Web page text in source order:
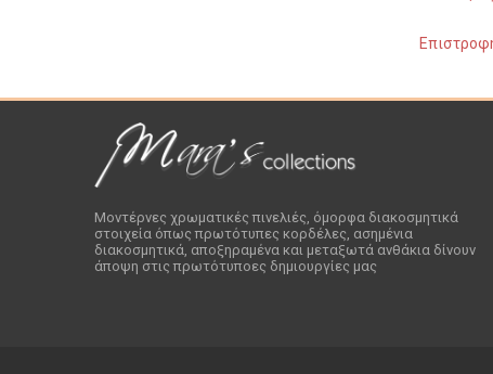
Μοντέρνες χρωματικές πινελιές, όμορφα διακοσμητικά
στοιχεία όπως πρωτότυπες κορδέλες, ασημένια
διακοσμητικά, αποξηραμένα και μεταξωτά ανθάκια δίνουν
άποψη στις πρωτότυποες δημιουργίες μας